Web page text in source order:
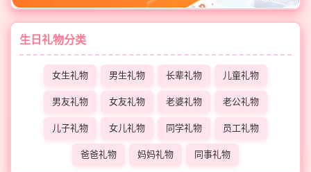
生日礼物分类
女生礼物 男生礼物 长辈礼物 儿童礼物
男友礼物 女友礼物 老婆礼物 老公礼物
儿子礼物 女儿礼物 同学礼物 员工礼物
爸爸礼物 妈妈礼物 同事礼物